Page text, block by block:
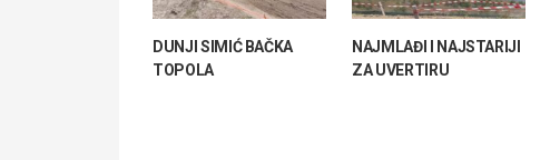
DUNJI SIMIĆ BAČKA
TOPOLA
NAJMLAĐI I NAJSTARIJI
ZA UVERTIRU